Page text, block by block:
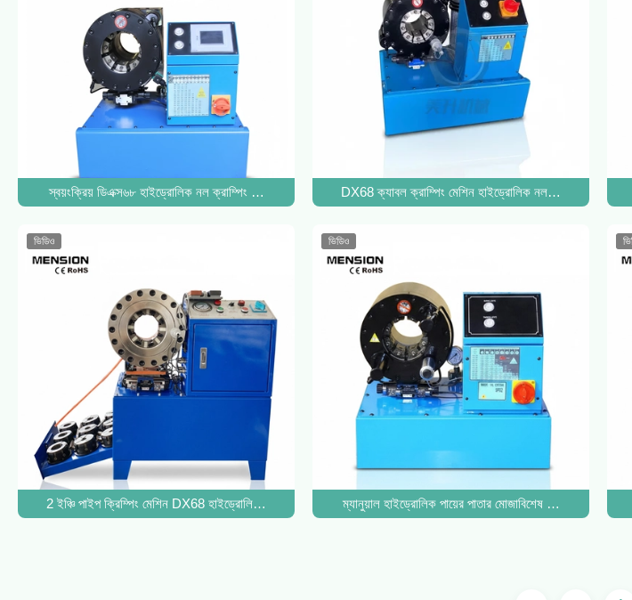
স্বয়ংক্রিয় ডিএক্স৬৮ হাইড্রোলিক নল ক্রাম্পিং মেশিন ক্যাবল ওয়্যার প্রেস সার্ভিসDX68 ক্যাবল ক্রাম্পিং মেশিন হাইড্রোলিক নল ক্রাম্পার মেশিন
ভিডিও
2 ইঞ্চি পাইপ ক্রিম্পিং মেশিন DX68 হাইড্রোলিক পাইপ মেরামত মেশিন পাইপ ক্রিম্পার
ভিডিও
ম্যানুয়াল হাইড্রোলিক পায়ের পাতার মোজাবিশেষ Crimper